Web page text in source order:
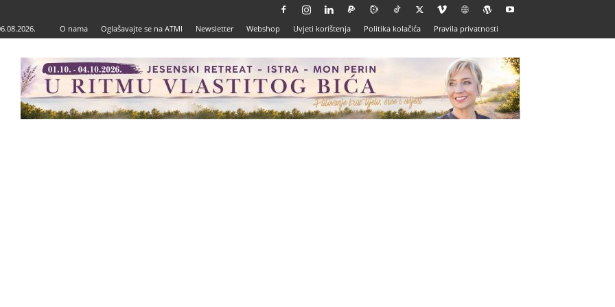
O nama Oglašavajte se na ATMI Newsletter Webshop Uvjeti korištenja Politika kolačića Pravila privatnosti